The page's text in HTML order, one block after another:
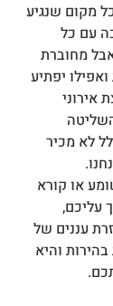
מקום שנגיע
עם כל
מחוברת
יפתיע
לא מכיר
או קורא
עליכם,
עננים של
והיא